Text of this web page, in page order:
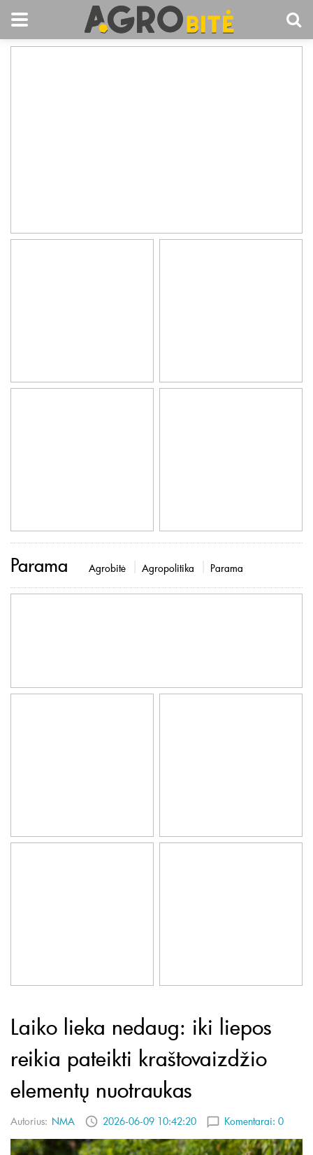
Parama Agrobitė Agropolitika Parama
Laiko lieka nedaug: iki liepos
reikia pateikti kraštovaizdžio
elementų nuotraukas
Autorius: NMA 2026-06-09 10:42:20 Komentarai: 0